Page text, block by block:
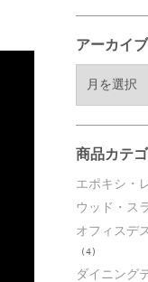
アーカイブ
ブ
商品カテ
エポキシ・
ウッド・ス
オフィスデ
(4)
ダイニング